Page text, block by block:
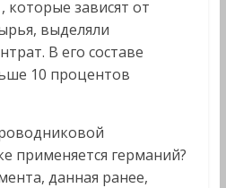
, которые зависят от
выделяли
В его составе
10 процентов
применяется германий?
данная ранее,